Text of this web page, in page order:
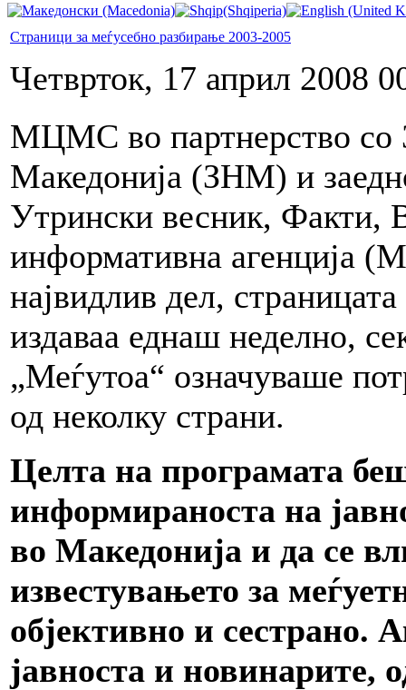
Страници за меѓусебно разбирање 2003-2005
Четврток, 17 април 2008
МЦМС во партнерство со
Македонија (ЗНМ) и
Утрински весник, Факти,
информативна агенција
највидлив дел,
издаваа еднаш неделно,
„Меѓутоа“ означуваше
од неколку страни.
Целта на програмата
информираноста на
во Македонија и да се
известувањето за
објективно и сестрано.
јавноста и новинарите,